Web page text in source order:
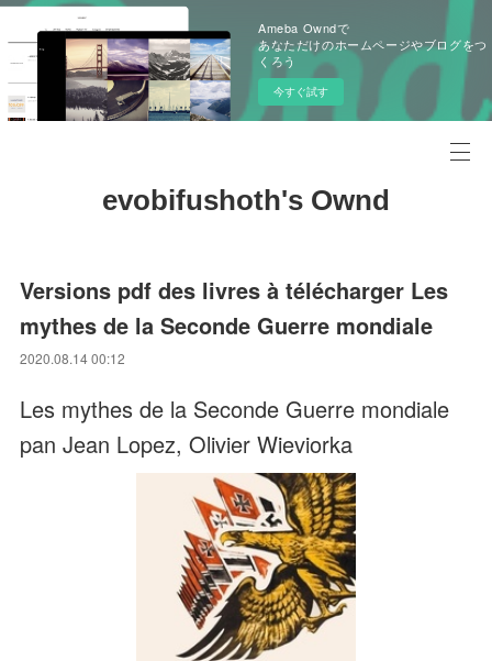
Ameba Owndで
あなただけのホームページやブログをつ
くろう
今すぐ試す
evobifushoth's Ownd
Versions pdf des livres à télécharger Les
mythes de la Seconde Guerre mondiale
2020.08.14 00:12
Les mythes de la Seconde Guerre mondiale
pan Jean Lopez, Olivier Wieviorka